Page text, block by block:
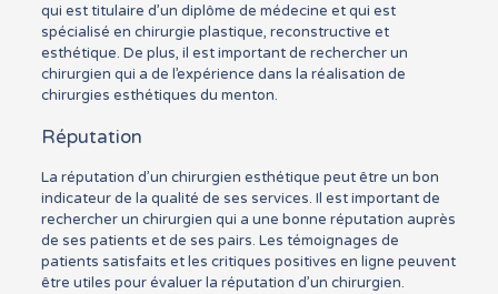
qui est titulaire d’un diplôme de médecine et qui est
spécialisé en chirurgie plastique, reconstructive et
esthétique. De plus, il est important de rechercher un
chirurgien qui a de l’expérience dans la réalisation de
chirurgies esthétiques du menton.
Réputation
La réputation d’un chirurgien esthétique peut être un bon
indicateur de la qualité de ses services. Il est important de
rechercher un chirurgien qui a une bonne réputation auprès
de ses patients et de ses pairs. Les témoignages de
patients satisfaits et les critiques positives en ligne peuvent
être utiles pour évaluer la réputation d’un chirurgien.